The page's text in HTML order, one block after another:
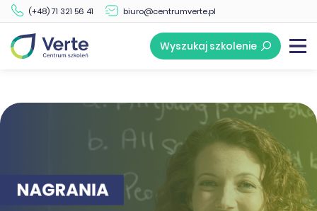
(+48) 71 321 56 41 biuro@centrumverte.pl
Wyszukaj szkolenie